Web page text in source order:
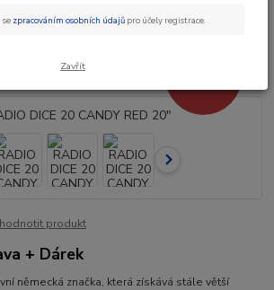
produkt
+ Dárek
německá značka, která získává stále větší
se zpracováním osobních údajů pro účely registrace.
Zavřít